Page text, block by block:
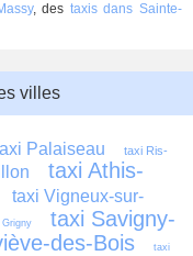
, des taxis dans Sainte-
villes
Palaiseau
taxi Ris-
taxi Athis-
taxi Vigneux-sur-
taxi Savigny-
des-Bois
taxi